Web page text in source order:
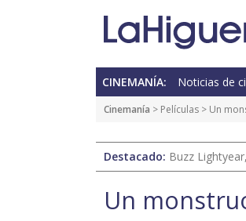
CINEMANÍA: Noticias de
Cinemanía > Películas > Un
Destacado: Buzz
Un